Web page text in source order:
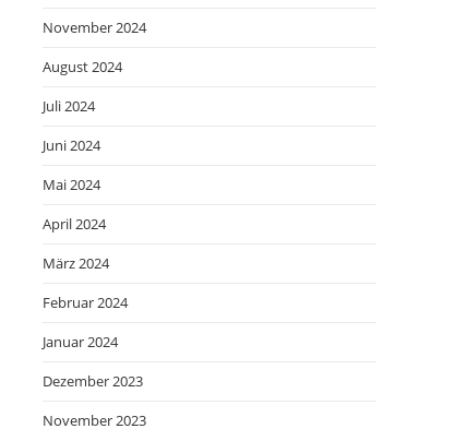
November 2024
August 2024
Juli 2024
Juni 2024
Mai 2024
April 2024
März 2024
Februar 2024
Januar 2024
Dezember 2023
November 2023